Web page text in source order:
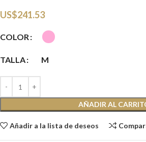
US$241.53
COLOR
TALLA M
AÑADIR AL
Añadir a la lista de deseos